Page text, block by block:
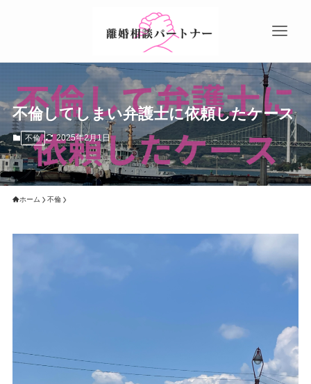
不倫してしまい弁護士に依頼したケース
不倫 2025年2月1日
ホーム 不倫